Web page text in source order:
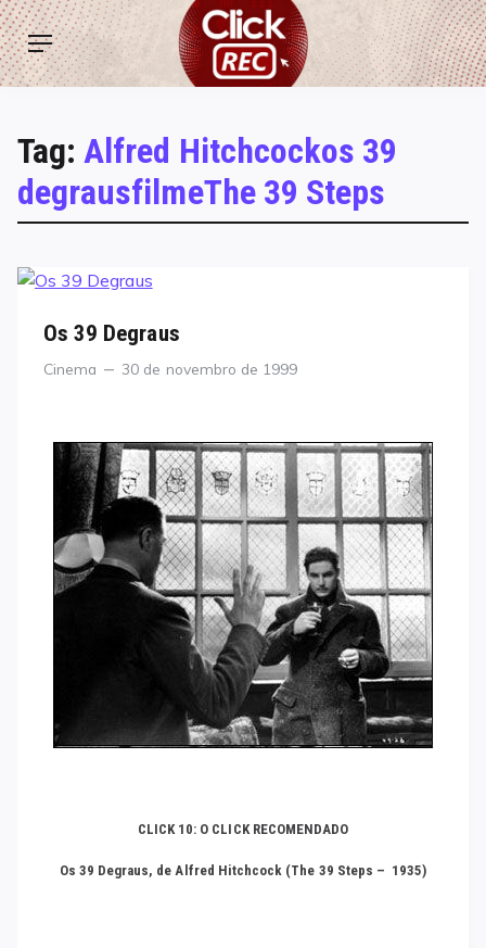
Skip
to
content
ClickREC
Menu
Tag:Alfred Hitchcockos 39
degrausfilmeThe 39 Steps
Os 39 Degraus
Categories
Cinema
Posted
30 de novembro de 1999
CLICK 10: O CLICK RECOMENDADO
Os 39 Degraus, de Alfred Hitchcock (The 39 Steps – 1935)